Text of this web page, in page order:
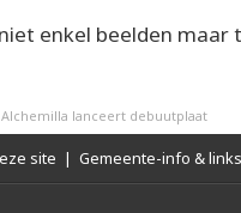
enkel beelden maar
lanceert debuutplaat
site | Gemeente-info & links